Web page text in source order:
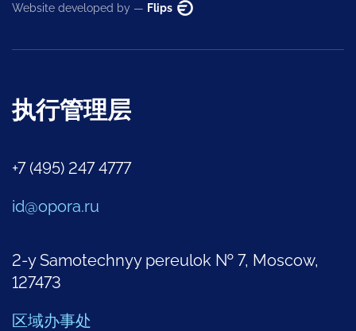
Website developed by — Flips
执行管理层
+7 (495) 247 4777
id@opora.ru
2-y Samotechnyy pereulok № 7, Moscow,
127473
区域办事处